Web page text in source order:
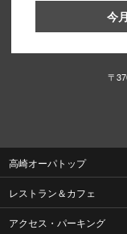
今
〒
高崎オーパトップ
レストラン＆カフェ
アクセス・パーキング